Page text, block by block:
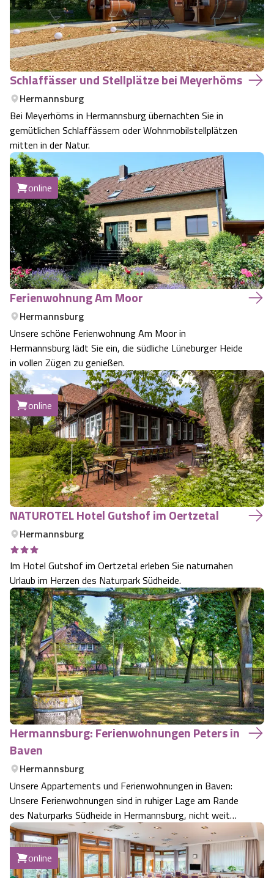
Schlaffässer und Stellplätze bei Meyerhöms
Hermannsburg
Bei Meyerhöms in Hermannsburg übernachten Sie in
gemütlichen Schlaffässern oder Wohnmobilstellplätzen
mitten in der Natur.
online
Ferienwohnung Am Moor
Hermannsburg
Unsere schöne Ferienwohnung Am Moor in
Hermannsburg lädt Sie ein, die südliche Lüneburger Heide
in vollen Zügen zu genießen.
online
NATUROTEL Hotel Gutshof im Oertzetal
Hermannsburg
Im Hotel Gutshof im Oertzetal erleben Sie naturnahen
Urlaub im Herzen des Naturpark Südheide.
Hermannsburg: Ferienwohnungen Peters in
Baven
Hermannsburg
Unsere Appartements und Ferienwohnungen in Baven:
Unsere Ferienwohnungen sind in ruhiger Lage am Rande
des Naturparks Südheide in Hermannsburg, nicht weit
entfernt von dem Ortskern des von der christlichen
Missionsgeschichte geprägtem Ort in der Lüneburger
Heide.online